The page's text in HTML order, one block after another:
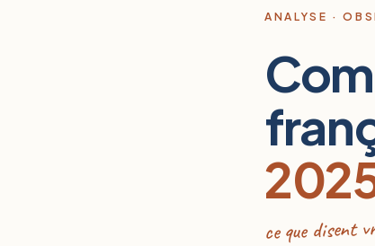
ANALYSE ·
ce que disent